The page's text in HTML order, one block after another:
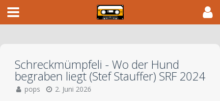
Schreckmümpfeli - Wo der Hund
begraben liegt (Stef Stauffer) SRF 2024
pops 2. Juni 2026